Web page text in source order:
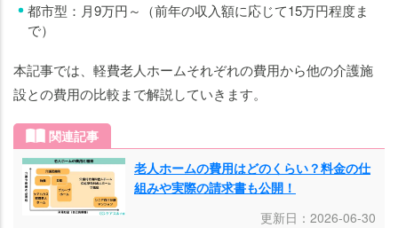
都市型：月9万円～（前年の収入額に応じて15万円程度ま
で）
本記事では、軽費老人ホームそれぞれの費用から他の介護施
設との費用の比較まで解説していきます。
関連記事
老人ホームの費用はどのくらい？料金の仕
組みや実際の請求書も公開！
更新日：2026-06-30
し
る
人
の
費
用
に
関